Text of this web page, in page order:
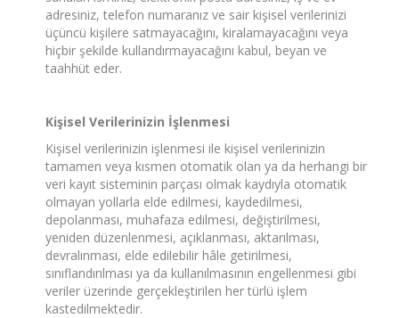
adresiniz, telefon numaranız ve sair kişisel verilerinizi
üçüncü kişilere satmayacağını, kiralamayacağını veya
hiçbir şekilde kullandırmayacağını kabul, beyan ve
taahhüt eder.
Kişisel Verilerinizin İşlenmesi
Kişisel verilerinizin işlenmesi ile kişisel verilerinizin
tamamen veya kısmen otomatik olan ya da herhangi bir
veri kayıt sisteminin parçası olmak kaydıyla otomatik
olmayan yollarla elde edilmesi, kaydedilmesi,
depolanması, muhafaza edilmesi, değiştirilmesi,
yeniden düzenlenmesi, açıklanması, aktarılması,
devralınması, elde edilebilir hâle getirilmesi,
sınıflandırılması ya da kullanılmasının engellenmesi gibi
veriler üzerinde gerçekleştirilen her türlü işlem
kastedilmektedir.